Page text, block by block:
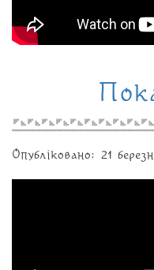
Опубліковано: 21